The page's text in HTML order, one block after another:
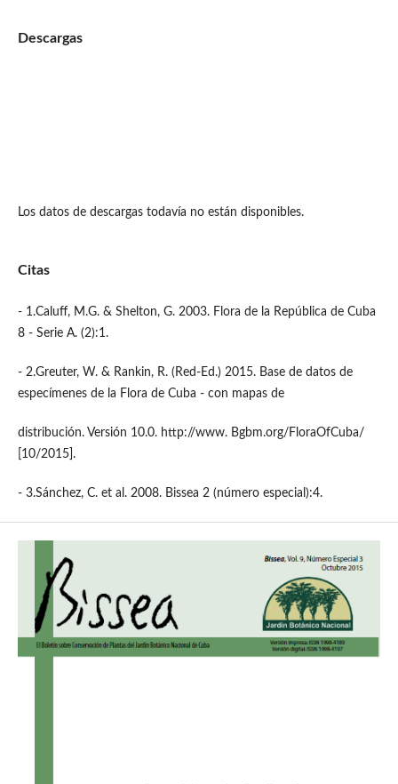
Descargas
Los datos de descargas todavía no están disponibles.
Citas
- 1.Caluff, M.G. & Shelton, G. 2003. Flora de la República de Cuba
8 - Serie A. (2):1.
- 2.Greuter, W. & Rankin, R. (Red-Ed.) 2015. Base de datos de
especímenes de la Flora de Cuba - con mapas de
distribución. Versión 10.0. http://www. Bgbm.org/FloraOfCuba/
[10/2015].
- 3.Sánchez, C. et al. 2008. Bissea 2 (número especial):4.